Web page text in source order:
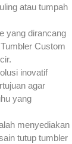
atau tumpah
yang dirancang
Custom
inovatif
agar
yang
menyediakan
tutup tumbler